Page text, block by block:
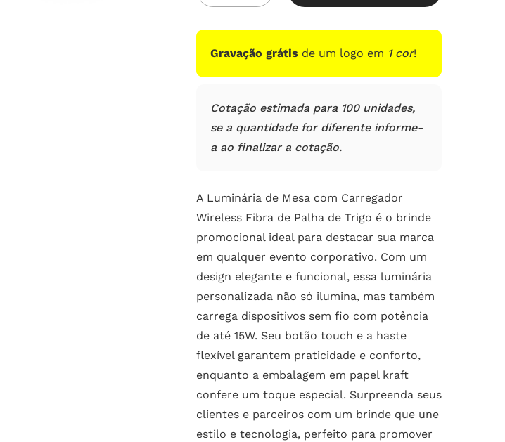
Gravação grátis de um logo em 1 cor!
Cotação estimada para 100 unidades,
se a quantidade for diferente informe-
a ao finalizar a cotação.
A Luminária de Mesa com Carregador
Wireless Fibra de Palha de Trigo é o brinde
promocional ideal para destacar sua marca
em qualquer evento corporativo. Com um
design elegante e funcional, essa luminária
personalizada não só ilumina, mas também
carrega dispositivos sem fio com potência
de até 15W. Seu botão touch e a haste
flexível garantem praticidade e conforto,
enquanto a embalagem em papel kraft
confere um toque especial. Surpreenda seus
clientes e parceiros com um brinde que une
estilo e tecnologia, perfeito para promover